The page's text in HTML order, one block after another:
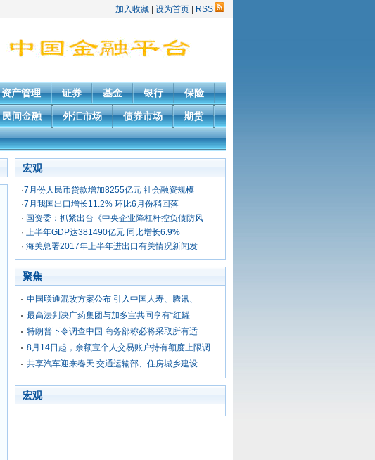
加入收藏 设为首页 RSS
资产管理 证券 基金 银行 保险
民间金融 外汇市场 债券市场 期货
宏观
·7月份人民币贷款增加8255亿元 社会融资规模
·7月我国出口增长11.2% 环比6月份稍回落
· 国资委：抓紧出台《中央企业降杠杆控负债防风
· 上半年GDP达381490亿元 同比增长6.9%
· 海关总署2017年上半年进出口有关情况新闻发
聚焦
中国联通混改方案公布 引入中国人寿、腾讯、
最高法判决广药集团与加多宝共同享有“红罐
特朗普下令调查中国 商务部称必将采取所有适
8月14日起，余额宝个人交易账户持有额度上限调
共享汽车迎来春天 交通运输部、住房城乡建设
宏观